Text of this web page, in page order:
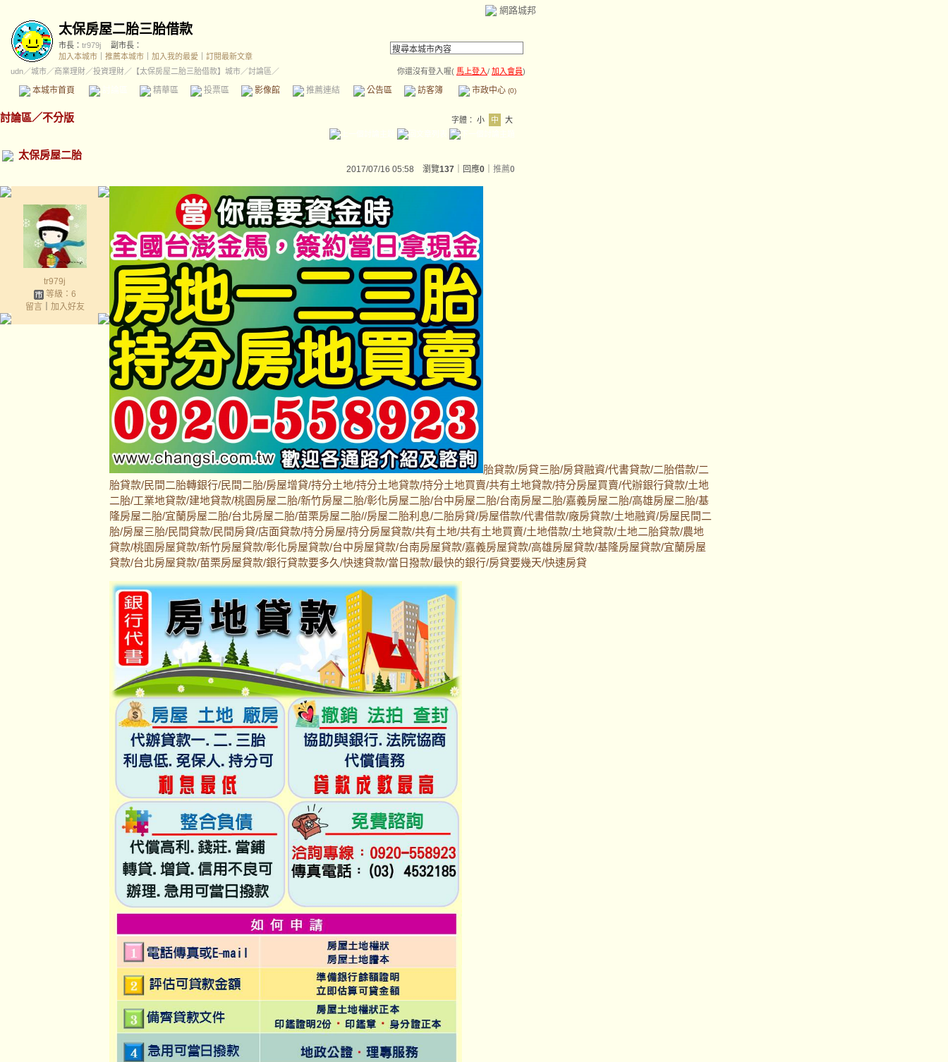
網路城邦
太保房屋二胎三胎借款
市長： tr979j
副市長：
加入本城市
推薦本城市 加入我的最愛
訂閱最新文章
udn／城市／商業理財／投資理財／ 【太保房屋二胎三胎借款】城市／討論區／ 你還沒有登入喔( 馬上登入/ 加入會員)
本城市首頁 精華區 投票區 影像館 推薦連結 公告區 訪客簿 市政中心 (0)
討論區／不分版 字體： 小 中 大
太保房屋二胎
2017/07/16 05:58 瀏覽137 ｜回應0 推薦0
tr979j
等級：6
留言｜ 加入好友
胎貸款/房貸三胎/房貸融資/代書貸款/二胎借款/二
胎貸款/民間二胎轉銀行/民間二胎/房屋增貸/持分土地/持分土地貸款/持分土地買賣/共有土地貸款/持分房屋買賣/代辦銀行貸款/土地
二胎/工業地貸款/建地貸款/桃園房屋二胎/新竹房屋二胎/彰化房屋二胎/台中房屋二胎/台南房屋二胎/嘉義房屋二胎/高雄房屋二胎/基
隆房屋二胎/宜蘭房屋二胎/台北房屋二胎/苗栗房屋二胎//房屋二胎利息/二胎房貸/房屋借款/代書借款/廠房貸款/土地融資/房屋民間二
胎/房屋三胎/民間貸款/民間房貸/店面貸款/持分房屋/持分房屋貸款/共有土地/共有土地買賣/土地借款/土地貸款/土地二胎貸款/農地
貸款/桃園房屋貸款/新竹房屋貸款/彰化房屋貸款/台中房屋貸款/台南房屋貸款/嘉義房屋貸款/高雄房屋貸款/基隆房屋貸款/宜蘭房屋
貸款/台北房屋貸款/苗栗房屋貸款/銀行貸款要多久/快速貸款/當日撥款/最快的銀行/房貸要幾天/快速房貸